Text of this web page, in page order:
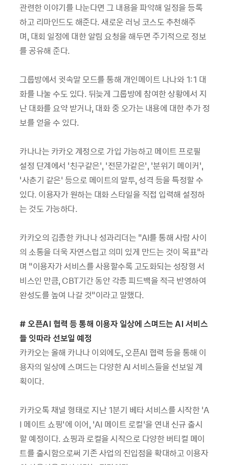
관련한 이야기를 나눈다면 그 내용을 파악해 일정을 등록
하고 리마인드도 해준다. 새로운 러닝 코스도 추천해주
며, 대회 일정에 대한 알림 요청을 해두면 주기적으로 정보
를 공유해 준다.
그룹방에서 귓속말 모드를 통해 개인메이트 나나와 1:1 대
화를 나눌 수도 있다. 뒤늦게 그룹방에 참여한 상황에서 지
난 대화를 요약 받거나, 대화 중 오가는 내용에 대한 추가 정
보를 얻을 수 있다.
카나나는 카카오 계정으로 가입 가능하고 메이트 프로필
설정 단계에서 ‘친구같은’, ‘전문가같은’, ‘분위기 메이커’,
‘사춘기 같은’ 등으로 메이트의 말투, 성격 등을 특정할 수
있다. 이용자가 원하는 대화 스타일을 직접 입력해 설정하
는 것도 가능하다.
카카오의 김종한 카나나 성과리더는 “AI를 통해 사람 사이
의 소통을 더욱 자연스럽고 의미 있게 만드는 것이 목표”라
며 “이용자가 서비스를 사용할수록 고도화되는 성장형 서
비스인 만큼, CBT기간 동안 각종 피드백을 적극 반영하여
완성도를 높여 나갈 것”이라고 말했다.
#오픈AI 협력 등 통해 이용자 일상에 스며드는 AI 서비스
들 잇따라 선보일 예정
카카오는 올해 카나나 이외에도, 오픈AI 협력 등을 통해 이
용자의 일상에 스며드는 다양한 AI 서비스들을 선보일 계
획이다.
카카오톡 채널 형태로 지난 1분기 베타 서비스를 시작한 ‘A
I 메이트 쇼핑’에 이어, ‘AI 메이트 로컬’을 연내 신규 출시
할 예정이다. 쇼핑과 로컬을 시작으로 다양한 버티컬 메이
트를 출시함으로써 기존 사업의 진입점을 확대하고 이용자